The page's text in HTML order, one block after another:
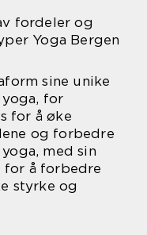
fordeler og
Yoga Bergen
sine unike
for
for å øke
og forbedre
med sin
for å forbedre
styrke og